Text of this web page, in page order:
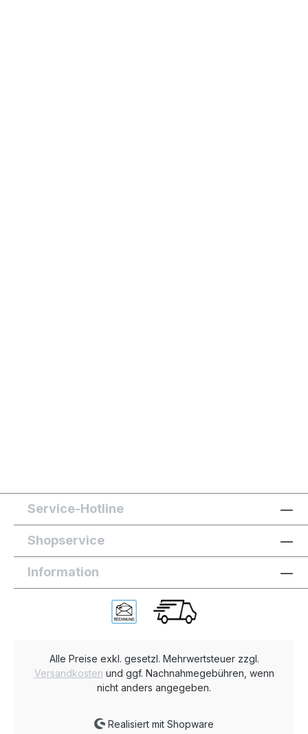
Service-Hotline
Shopservice
Information
Alle Preise exkl. gesetzl. Mehrwertsteuer zzgl.
Versandkosten und ggf. Nachnahmegebühren, wenn
nicht anders angegeben.
Realisiert mit Shopware